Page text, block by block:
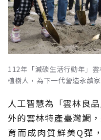
112年「減碳生活行動年」
植樹人，為下一代營造永續家
人工智慧為「雲林良
外的雲林特產臺灣鯛
育而成肉質鮮美Q彈